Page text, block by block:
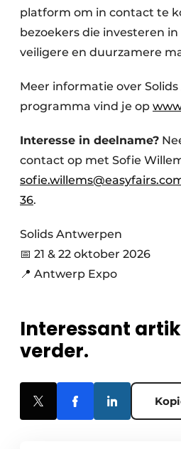
platform om in contact te
bezoekers die investeren
veiligere en duurzamere
Meer informatie over
programma vind je op
Interesse in deelname?
contact op met Sofie
36.
Solids Antwerpen
📅 21 & 22 oktober 2026
📍 Antwerp Expo
Interessant
verder.